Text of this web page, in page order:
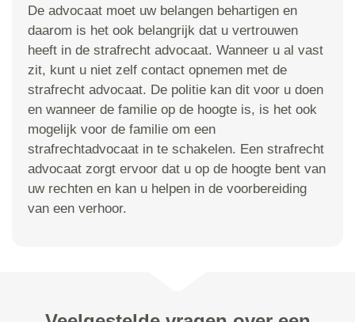
De advocaat moet uw belangen behartigen en
daarom is het ook belangrijk dat u vertrouwen
heeft in de strafrecht advocaat. Wanneer u al vast
zit, kunt u niet zelf contact opnemen met de
strafrecht advocaat. De politie kan dit voor u doen
en wanneer de familie op de hoogte is, is het ook
mogelijk voor de familie om een
strafrechtadvocaat in te schakelen. Een strafrecht
advocaat zorgt ervoor dat u op de hoogte bent van
uw rechten en kan u helpen in de voorbereiding
van een verhoor.